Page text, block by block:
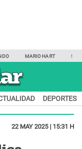
MARIO HART
DEPORTES
22 MAY 2025 | 15:31 H